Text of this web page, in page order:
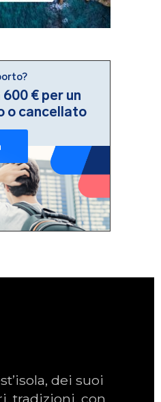
dei suoi